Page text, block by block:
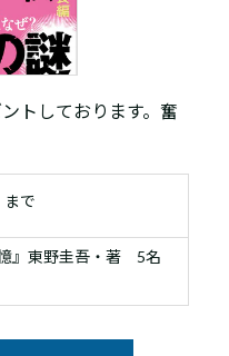
トしております。奮
で
』東野圭吾・著 5名